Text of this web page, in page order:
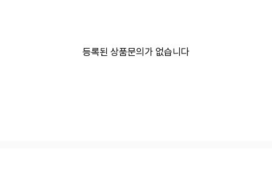
등록된 상품문의가 없습니다